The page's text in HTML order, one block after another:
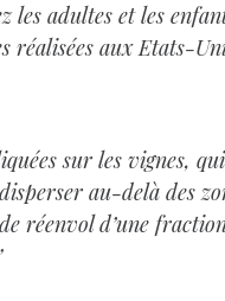
les adultes et les
réalisées aux Etats-
sur les vignes,
au-delà des
réenvol d’une